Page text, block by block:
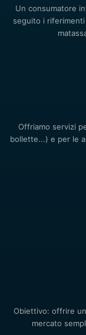
Un consumatore
seguito i
Offriamo servizi
bollette...) e per le
Obiettivo: offrire
mercato